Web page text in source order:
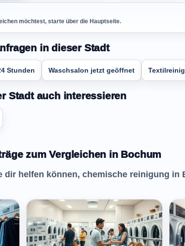
möchtest, starte über die Hauptseite.
in dieser Stadt
Stunden Waschsalon jetzt geöffnet
Stadt auch interessieren
zum Vergleichen in Bochum
dir helfen können, chemische reinigung in